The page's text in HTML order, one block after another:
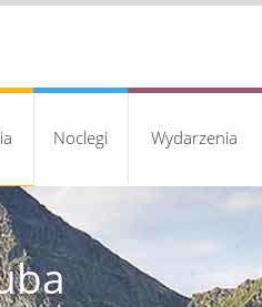
Noclegi Wydarzenia